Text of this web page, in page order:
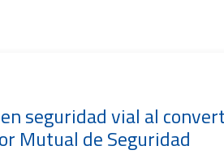
seguridad vial al
Mutual de Seguridad